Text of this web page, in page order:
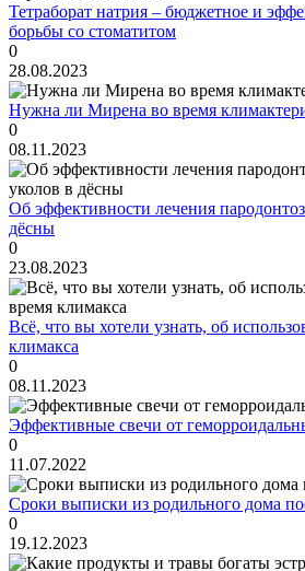
Тетраборат натрия – бюджетное и
борьбы со стоматитом
0
28.08.2023
Нужна ли Мирена во время
0
08.11.2023
Об эффективности лечения
дёсны
0
23.08.2023
Всё, что вы хотели узнать, об
климакса
0
08.11.2023
Эффективные свечи от
0
11.07.2022
Сроки выписки из родильного дома
0
19.12.2023